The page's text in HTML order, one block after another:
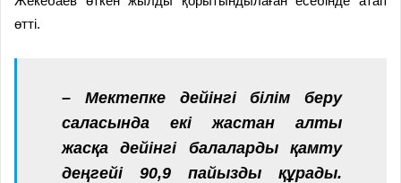
өтті.
– Мектепке дейінгі білім беру
саласында екі жастан алты
жасқа дейінгі балаларды қамту
деңгейі 90,9 пайызды құрады.